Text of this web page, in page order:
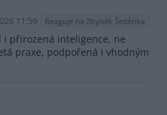
11:59 Reaguje na Zbyněk Šeděnka
i přirozená inteligence, ne
praxe, podpořená i vhodným